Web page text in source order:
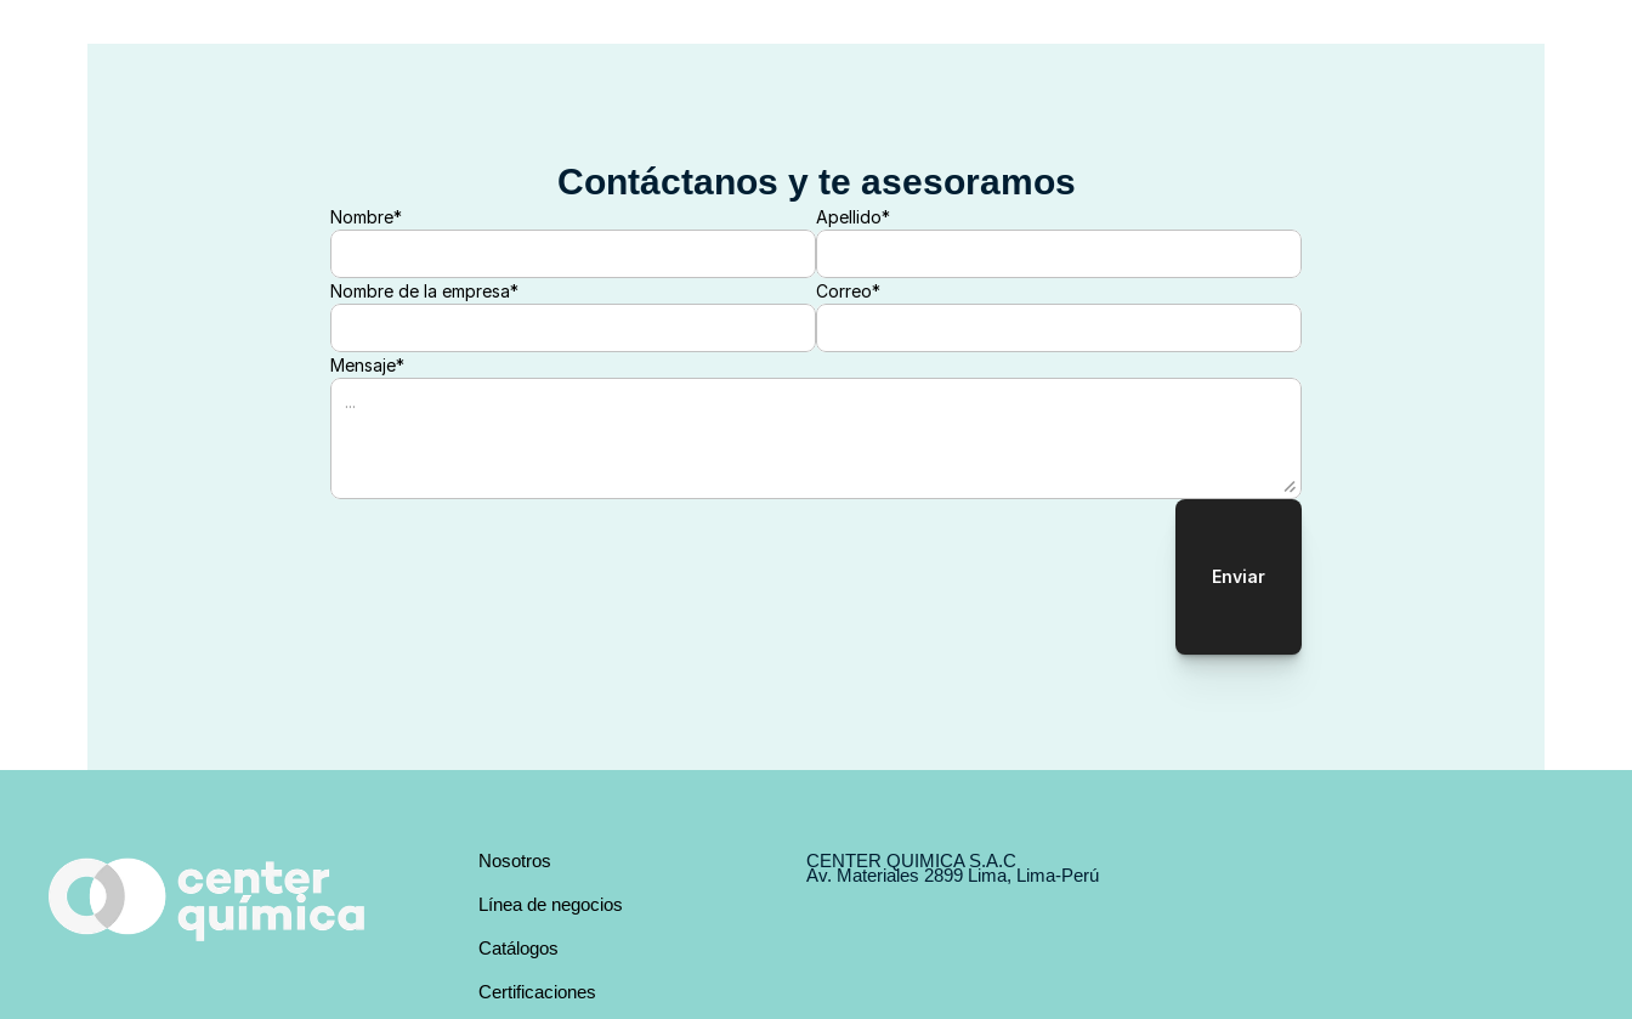
Nosotros
Línea de negocios
Catálogos
Certificaciones
CENTER QUIMICA S.A.C
Av. Materiales 2899 Lima, Lima-Perú
Contáctanos y te asesoramos
Nombre* Apellido*
Nombre de la empresa* Correo*
Mensaje*
Enviar